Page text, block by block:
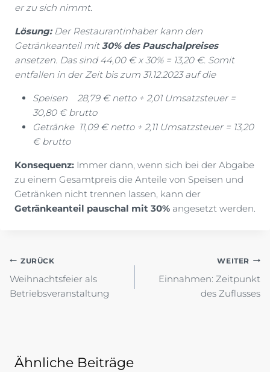
er zu sich nimmt.
Lösung:Der Restaurantinhaber kann den
Getränkeanteil mit30% des Pauschalpreises
ansetzen. Das sind 44,00 € x 30% = 13,20 €. Somit
entfallen in der Zeit bis zum 31.12.2023 auf die
Speisen 28,79 € netto + 2,01 Umsatzsteuer =
30,80 € brutto
Getränke 11,09 € netto + 2,11 Umsatzsteuer = 13,20
€ brutto
Konsequenz: Immer dann, wenn sich bei der Abgabe
zu einem Gesamtpreis die Anteile von Speisen und
Getränken nicht trennen lassen, kann der
Getränkeanteil pauschal mit 30% angesetzt werden.
Beitragsnavigation
ZURÜCK
Weihnachtsfeier als
Betriebsveranstaltung
WEITER
Einnahmen: Zeitpunkt
des Zuflusses
Ähnliche Beiträge